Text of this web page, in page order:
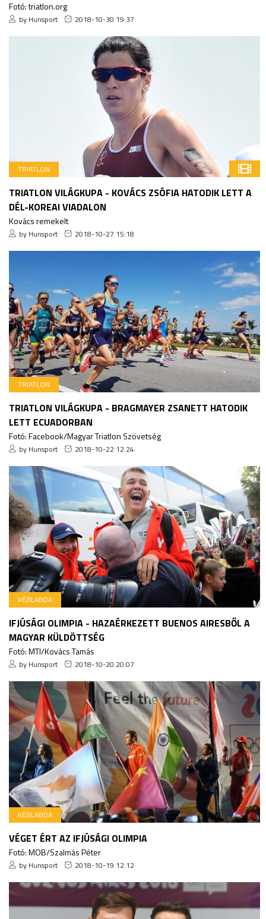
Fotó: triatlon.org
by Hunsport 2018-10-30 19:37
TRIATLON
TRIATLON VILÁGKUPA - KOVÁCS ZSÓFIA HATODIK LETT A
DÉL-KOREAI VIADALON
Kovács remekelt
by Hunsport 2018-10-27 15:18
TRIATLON
TRIATLON VILÁGKUPA - BRAGMAYER ZSANETT HATODIK
LETT ECUADORBAN
Fotó: Facebook/Magyar Triatlon Szövetség
by Hunsport 2018-10-22 12:24
KÉZILABDA
IFJÚSÁGI OLIMPIA - HAZAÉRKEZETT BUENOS AIRESBŐL A
MAGYAR KÜLDÖTTSÉG
Fotó: MTI/Kovács Tamás
by Hunsport 2018-10-20 20:07
KÉZILABDA
VÉGET ÉRT AZ IFJÚSÁGI OLIMPIA
Fotó: MOB/Szalmás Péter
by Hunsport 2018-10-19 12:12